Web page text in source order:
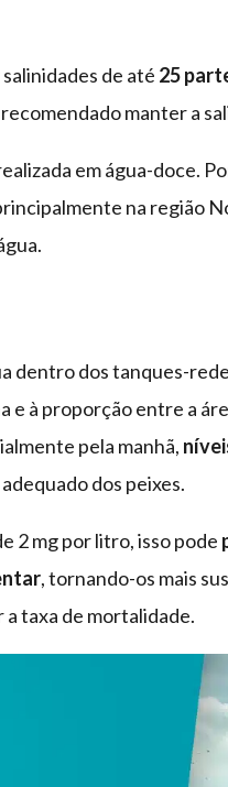
de até 25
manter a
em água-doce.
na região
dentro dos tanques-
e à proporção entre a
pela manhã,
dos peixes.
2 mg por litro, isso pode
, tornando-os mais
taxa de mortalidade.